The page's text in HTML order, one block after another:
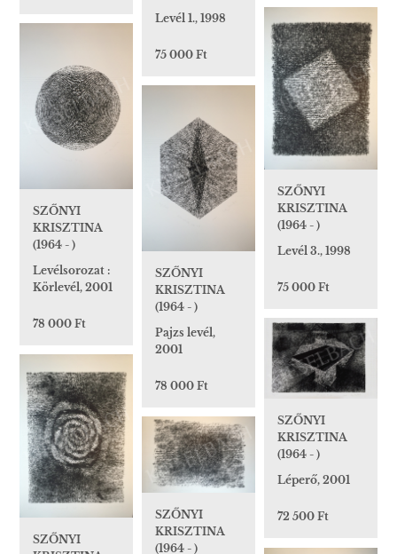
Levél 1., 1998
75 000 Ft
SZŐNYI
KRISZTINA
(1964 - )
Levél 3., 1998
75 000 Ft
SZŐNYI
KRISZTINA
(1964 - )
Levélsorozat :
Körlevél, 2001
78 000 Ft
SZŐNYI
KRISZTINA
(1964 - )
Pajzs levél,
2001
78 000 Ft
SZŐNYI
KRISZTINA
(1964 - )
Léperő, 2001
72 500 Ft
SZŐNYI
SZŐNYI
KRISZTINA
(1964 - )